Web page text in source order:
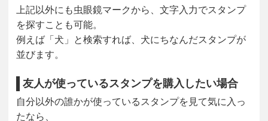
上記以外にも虫眼鏡マークから、文字入力でスタンプ
を探すことも可能。
例えば「犬」と検索すれば、犬にちなんだスタンプが
並びます。
友人が使っているスタンプを購入したい場合
自分以外の誰かが使っているスタンプを見て気に入っ
たなら、